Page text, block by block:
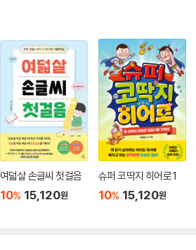
여덟살 손글씨 첫걸음
10% 15,120원
슈퍼 코딱지 히어로 1
10% 15,120원